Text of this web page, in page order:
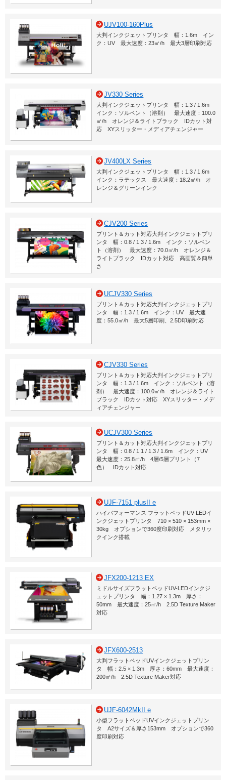
UJV100-160Plus
大判インクジェットプリンタ 幅：1.6m イン
ク：UV 最大速度：23㎡/h 最大3層印刷対応
JV330 Series
大判インクジェットプリンタ 幅：1.3 / 1.6m
インク：ソルベント（溶剤） 最大速度：100.0
㎡/h オレンジ＆ライトブラック IDカット対
応 XYスリッター・メディアチェンジャー
JV400LX Series
大判インクジェットプリンタ 幅：1.3 / 1.6m
インク：ラテックス 最大速度：18.2㎡/h オ
レンジ＆グリーンインク
CJV200 Series
プリント＆カット対応大判インクジェットプリ
ンタ 幅：0.8 / 1.3 / 1.6m インク：ソルベン
ト（溶剤） 最大速度：70.0㎡/h オレンジ＆
ライトブラック IDカット対応 高画質＆簡単
さ
UCJV330 Series
プリント＆カット対応大判インクジェットプリ
ンタ 幅：1.3 / 1.6m インク：UV 最大速
度：55.0㎡/h 最大5層印刷、2.5D印刷対応
CJV330 Series
プリント＆カット対応大判インクジェットプリ
ンタ 幅：1.3 / 1.6m インク：ソルベント（溶
剤） 最大速度：100.0㎡/h オレンジ＆ライト
ブラック IDカット対応 XYスリッター・メデ
ィアチェンジャー
UCJV300 Series
プリント＆カット対応大判インクジェットプリ
ンタ 幅：0.8 / 1.1 / 1.3 / 1.6m インク：UV
最大速度：25.8㎡/h 4層/5層プリント（7
色） IDカット対応
UJF-7151 plusII e
ハイパフォーマンス フラットベッドUV-LEDイ
ンクジェットプリンタ 710 × 510 × 153mm ×
30kg オプションで360度印刷対応 メタリッ
クインク搭載
JFX200-1213 EX
ミドルサイズフラットベッドUV-LEDインクジ
ェットプリンタ 幅：1.27 × 1.3m 厚さ：
50mm 最大速度：25㎡/h 2.5D Texture Maker
対応
JFX600-2513
大判フラットベッドUVインクジェットプリン
タ 幅：2.5 × 1.3m 厚さ：60mm 最大速度：
200㎡/h 2.5D Texture Maker対応
UJF-6042MkII e
小型フラットベッドUVインクジェットプリン
タ A2サイズ＆厚さ153mm オプションで360
度印刷対応